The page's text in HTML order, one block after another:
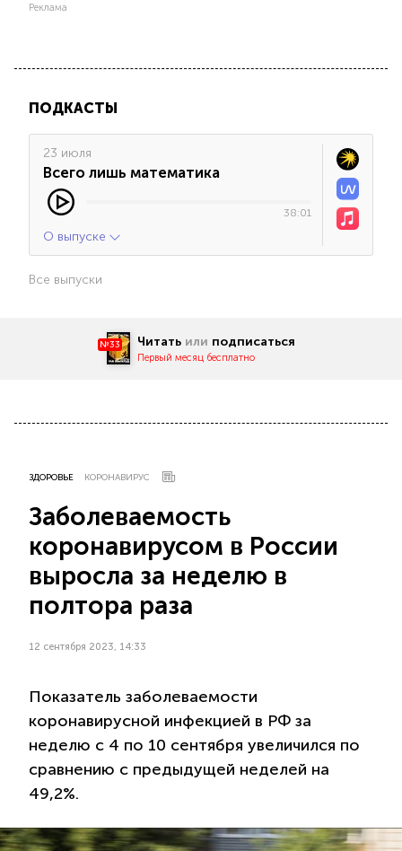
Реклама
ПОДКАСТЫ
23 июля
Всего лишь математика
38:01
О выпуске
Все выпуски
№33 Читать или подписаться
Первый месяц бесплатно
ЗДОРОВЬЕ КОРОНАВИРУС
Заболеваемость
коронавирусом в России
выросла за неделю в
полтора раза
12 сентября 2023, 14:33
Показатель заболеваемости
коронавирусной инфекцией в РФ за
неделю с 4 по 10 сентября увеличился по
сравнению с предыдущей неделей на
49,2%.